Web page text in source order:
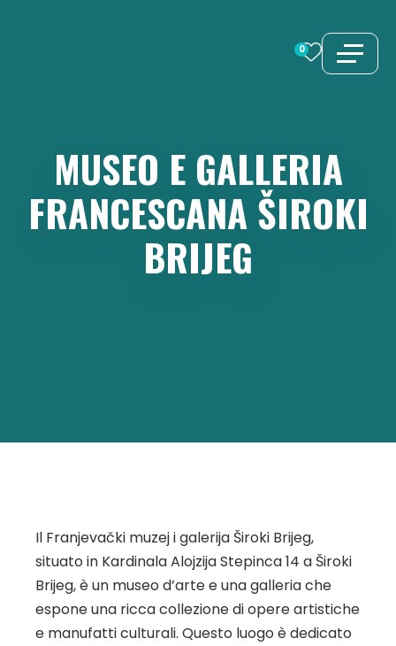
0
MUSEO E GALLERIA
FRANCESCANA ŠIROKI
BRIJEG
Il Franjevački muzej i galerija Široki Brijeg,
situato in Kardinala Alojzija Stepinca 14 a Široki
Brijeg, è un museo d’arte e una galleria che
espone una ricca collezione di opere artistiche
e manufatti culturali. Questo luogo è dedicato